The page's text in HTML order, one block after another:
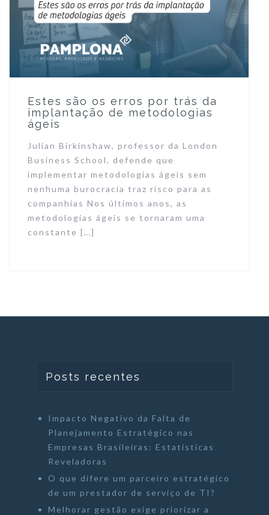
Estes são os erros por trás da
implantação de metodologias
ágeis
Julian Birkinshaw, professor da London
Business School, defende que
implementar metodologias ágeis sem
nenhuma burocracia traz risco para as
companhias Nos últimos anos, as
metodologias ágeis se tornaram uma
constante […]
Posts recentes
Impacto Negativo da Falta de
Planejamento Estratégico nas
Empresas Brasileiras: Estatísticas
Reveladoras
O que difere um parceiro estratégico
de um prestador de serviço de TI?
Melhorar gestão exige priorizar a